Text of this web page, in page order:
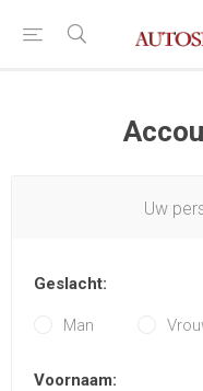
Uw
Geslacht:
Man
Voornaam: